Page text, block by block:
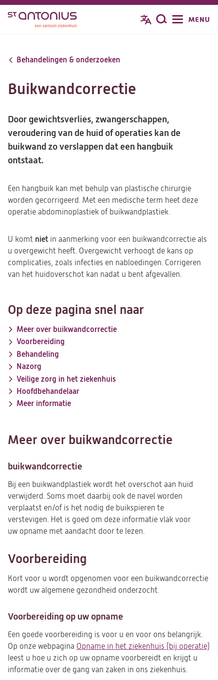
Overslaan
inhoud
Zoeken
MENU
Behandelingen & onderzoeken
Buikwandcorrectie
Door gewichtsverlies, zwangerschappen,
veroudering van de huid of operaties kan de
buikwand zo verslappen dat een hangbuik
ontstaat.
Een hangbuik kan met behulp van plastische chirurgie
worden gecorrigeerd. Met een medische term heet deze
operatie abdominoplastiek of buikwandplastiek.
U komt niet in aanmerking voor een buikwandcorrectie als
u overgewicht heeft. Overgewicht verhoogt de kans op
complicaties, zoals infecties en nabloedingen. Corrigeren
van het huidoverschot kan nadat u bent afgevallen.
Op deze pagina snel naar
Meer over buikwandcorrectie
Voorbereiding
Behandeling
Nazorg
Veilige zorg in het ziekenhuis
Hoofdbehandelaar
Meer informatie
Meer over buikwandcorrectie
buikwandcorrectie
Bij een buikwandplastiek wordt het overschot aan huid
verwijderd. Soms moet daarbij ook de navel worden
verplaatst en/of is het nodig de buikspieren te
verstevigen. Het is goed om deze informatie vlak voor
uw opname met aandacht door te lezen.
Voorbereiding
Kort voor u wordt opgenomen voor een buikwandcorrectie
wordt uw algemene gezondheid onderzocht.
Voorbereiding op uw opname
Een goede voorbereiding is voor u en voor ons belangrijk.
Op onze webpagina Opname in het ziekenhuis (bij operatie)
leest u hoe u zich op uw opname voorbereidt en krijgt u
informatie over de gang van zaken in ons ziekenhuis.